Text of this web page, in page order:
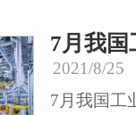
7月我
2021/8/25
7月我国工